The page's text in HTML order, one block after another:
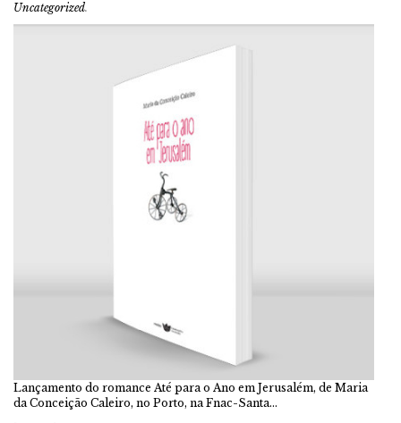
Uncategorized.
Lançamento do romance Até para o Ano em Jerusalém, de Maria
da Conceição Caleiro, no Porto, na Fnac-Santa…